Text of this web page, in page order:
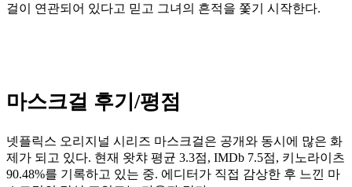
걸이 연관되어 있다고 믿고 그녀의 흔적을 쫓기 시작한다.
마스크걸 후기/평점
넷플릭스 오리지널 시리즈 마스크걸은 공개와 동시에 많은 화
제가 되고 있다. 현재 왓챠 평균 3.3점, IMDb 7.5점, 키노라이츠
90.48%를 기록하고 있는 중. 에디터가 직접 감상한 후 느낀 마